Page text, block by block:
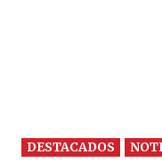
DESTACADOS